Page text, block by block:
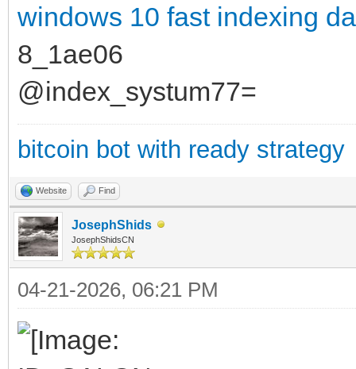
windows 10 fast indexing
8_1ae06
@index_systum77=
bitcoin bot with ready strategy
Website Find
JosephShids
JosephShidsCN
04-21-2026, 06:21 PM